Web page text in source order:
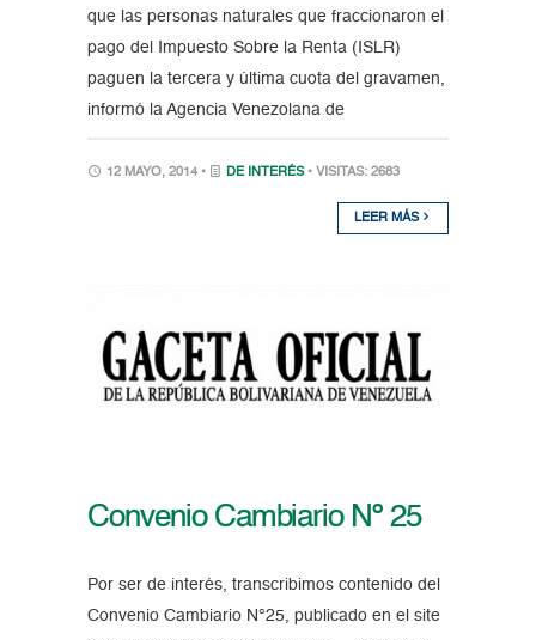
que las personas naturales que fraccionaron el
pago del Impuesto Sobre la Renta (ISLR)
paguen la tercera y última cuota del gravamen,
informó la Agencia Venezolana de
12 MAYO, 2014 • DE INTERÉS • VISITAS: 2683
LEER MÁS
Convenio Cambiario Nº 25
Por ser de interés, transcribimos contenido del
Convenio Cambiario N°25, publicado en el site